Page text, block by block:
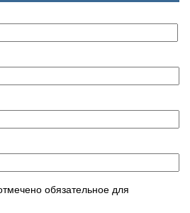
обязательное для